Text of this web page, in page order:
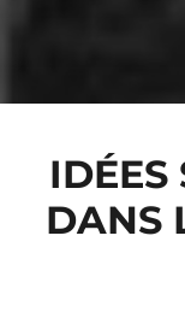
IDÉES
DANS